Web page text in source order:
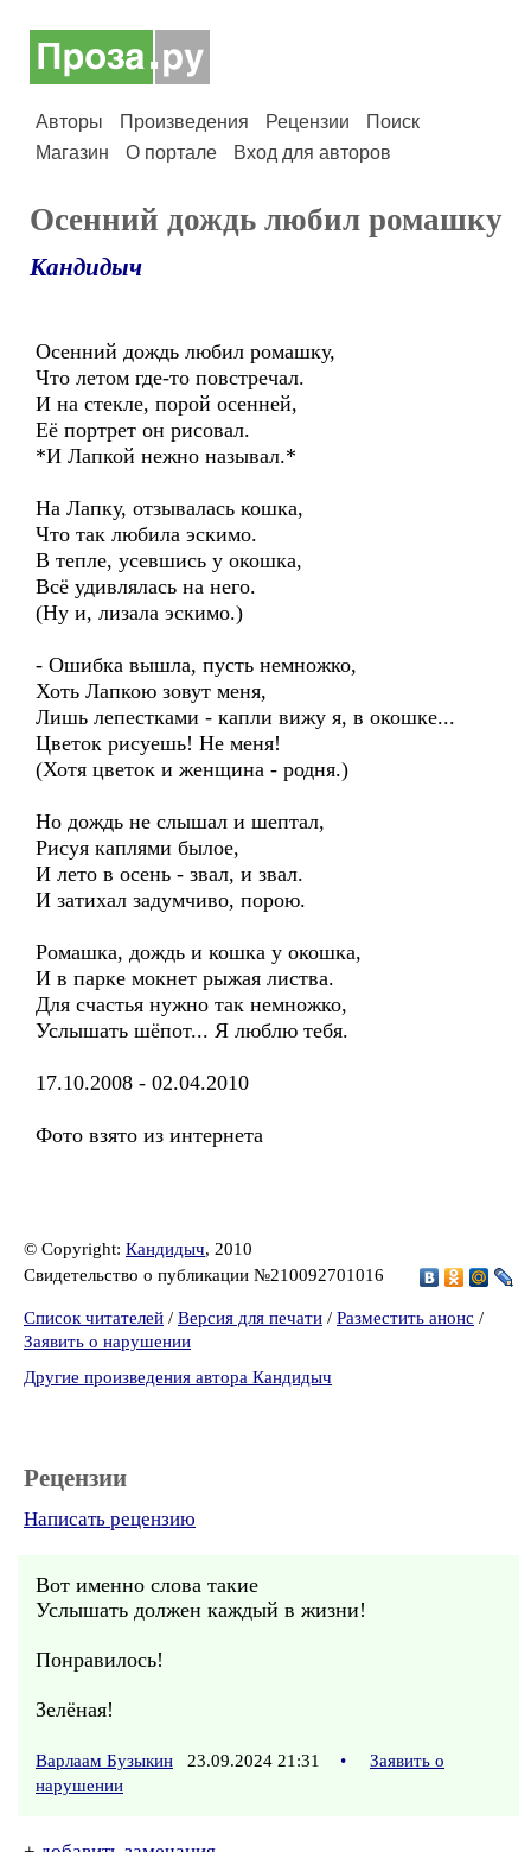
Авторы Произведения Рецензии
Поиск
Магазин
О портале Вход для авторов
Осенний дождь любил ромашку
Кандидыч
Осенний дождь любил ромашку,
Что летом где-то повстречал.
И на стекле, порой осенней,
Её портрет он рисовал.
*И Лапкой нежно называл.*
На Лапку, отзывалась кошка,
Что так любила эскимо.
В тепле, усевшись у окошка,
Всё удивлялась на него.
(Ну и, лизала эскимо.)
- Ошибка вышла, пусть немножко,
Хоть Лапкою зовут меня,
Лишь лепестками - капли вижу я, в окошке...
Цветок рисуешь! Не меня!
(Хотя цветок и женщина - родня.)
Но дождь не слышал и шептал,
Рисуя каплями былое,
И лето в осень - звал, и звал.
И затихал задумчиво, порою.
Ромашка, дождь и кошка у окошка,
И в парке мокнет рыжая листва.
Для счастья нужно так немножко,
Услышать шёпот... Я люблю тебя.
17.10.2008 - 02.04.2010
Фото взято из интернета
© Copyright: Кандидыч, 2010
Свидетельство о публикации №210092701016
Список читателей / Версия для печати / Разместить анонс /
Заявить о нарушении
Другие произведения автора Кандидыч
Рецензии
Написать рецензию
Вот именно слова такие
Услышать должен каждый в жизни!
Понравилось!
Зелёная!
Варлаам Бузыкин 23.09.2024 21:31 •
Заявить о
нарушении